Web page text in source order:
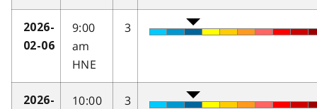
2026-
02-06
9:00
am
HNE
3
2026-
10:00
3